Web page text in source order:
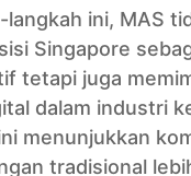
langkah ini, MAS
Singapore
tetapi juga
dalam industri
menunjukkan
tradisional